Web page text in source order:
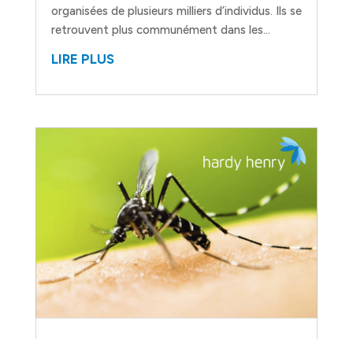
organisées de plusieurs milliers d’individus. Ils se
retrouvent plus communément dans les...
LIRE PLUS